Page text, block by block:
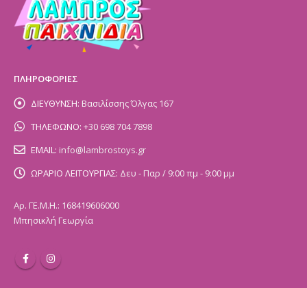
ΠΛΗΡΟΦΟΡΙΕΣ
ΔΙΕΥΘΥΝΣΗ: Βασιλίσσης Όλγας 167
ΤΗΛΕΦΩΝΟ: +30 698 704 7898
EMAIL: info@lambrostoys.gr
ΩΡΑΡΙΟ ΛΕΙΤΟΥΡΓΙΑΣ: Δευ - Παρ / 9:00 πμ - 9:00 μμ
Αρ. ΓΕ.Μ.Η.: 168419606000
Μπησικλή Γεωργία